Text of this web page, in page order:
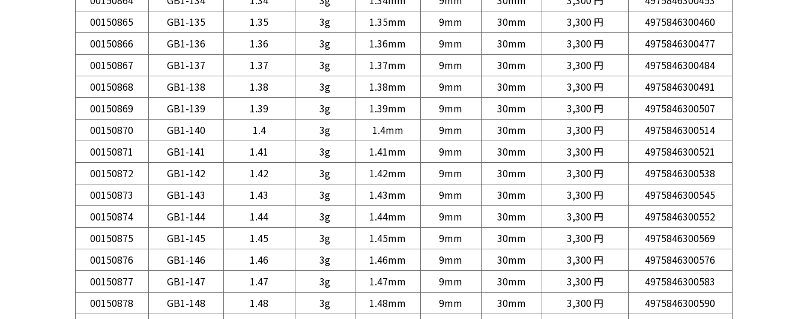
00150865
GB1-135 1.35 3g 1.35mm 9mm 30mm 3,300 円
4975846300460
00150866
GB1-136 1.36 3g 1.36mm 9mm 30mm 3,300 円
4975846300477
00150867
GB1-137 1.37 3g 1.37mm 9mm 30mm 3,300 円
4975846300484
00150868
GB1-138 1.38 3g 1.38mm 9mm 30mm 3,300 円
4975846300491
00150869
GB1-139 1.39 3g 1.39mm 9mm 30mm 3,300 円
4975846300507
00150870
GB1-140 1.4 3g 1.4mm 9mm 30mm 3,300 円
4975846300514
00150871
GB1-141 1.41 3g 1.41mm 9mm 30mm 3,300 円
4975846300521
00150872
GB1-142 1.42 3g 1.42mm 9mm 30mm 3,300 円
4975846300538
00150873
GB1-143 1.43 3g 1.43mm 9mm 30mm 3,300 円
4975846300545
00150874
GB1-144 1.44 3g 1.44mm 9mm 30mm 3,300 円
4975846300552
00150875
GB1-145 1.45 3g 1.45mm 9mm 30mm 3,300 円
4975846300569
00150876
GB1-146 1.46 3g 1.46mm 9mm 30mm 3,300 円
4975846300576
00150877
GB1-147 1.47 3g 1.47mm 9mm 30mm 3,300 円
4975846300583
00150878
GB1-148 1.48 3g 1.48mm 9mm 30mm 3,300 円
4975846300590